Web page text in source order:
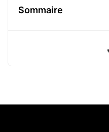
Sommaire